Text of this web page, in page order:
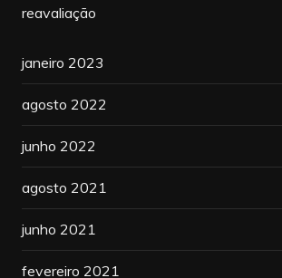
reavaliação
janeiro 2023
agosto 2022
junho 2022
agosto 2021
junho 2021
fevereiro 2021